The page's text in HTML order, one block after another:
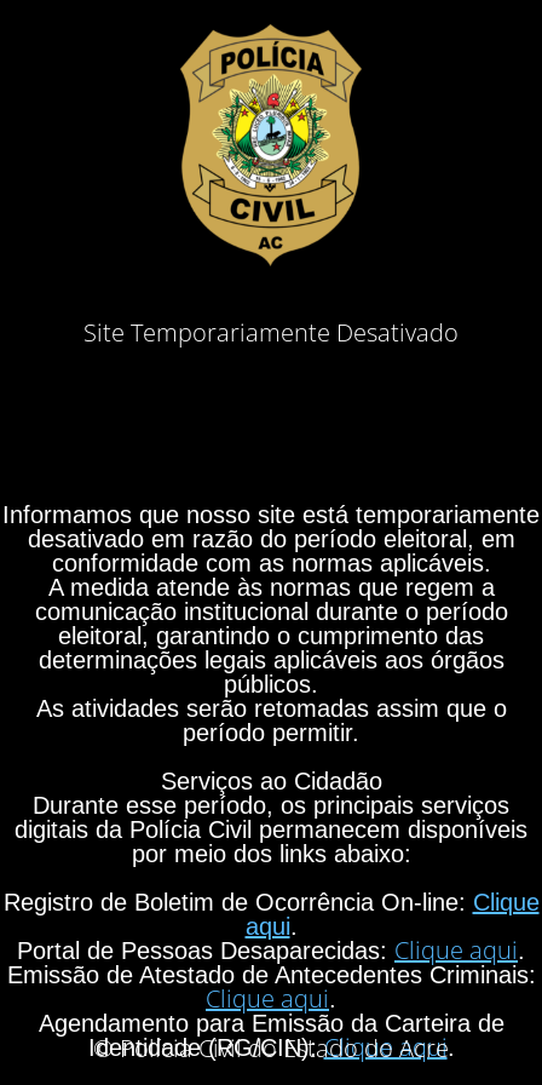
Site Temporariamente Desativado
Informamos que nosso site está temporariamente
desativado em razão do período eleitoral, em
conformidade com as normas aplicáveis.
A medida atende às normas que regem a
comunicação institucional durante o período
eleitoral, garantindo o cumprimento das
determinações legais aplicáveis aos órgãos
públicos.
As atividades serão retomadas assim que o
período permitir.
Serviços ao Cidadão
Durante esse período, os principais serviços
digitais da Polícia Civil permanecem disponíveis
por meio dos links abaixo:
Registro de Boletim de Ocorrência On-line: Clique
aqui.
Portal de Pessoas Desaparecidas: Clique aqui.
Emissão de Atestado de Antecedentes Criminais:
Clique aqui.
Agendamento para Emissão da Carteira de
Identidade (RG/CIN):Clique aqui.
© Polícia Civil do Estado do Acre